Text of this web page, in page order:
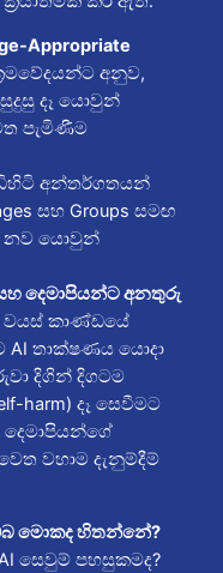
Appropriate
අනුව,
දෑ යොවුන්
පැමිණීම
අන්තර්ගතයන්
සහ Groups සමඟ
නව යොවුන්
දෙමාපියන්ට අනතුරු
වයස් කාණ්ඩයේ
AI තාක්ෂණය යොදා
දිගින් දිගටම
harm) දෑ සෙවීමට
වහාම දැනුම්දීම්
මොකද හිතන්නේ?
සෙවුම් පහසුකමද?